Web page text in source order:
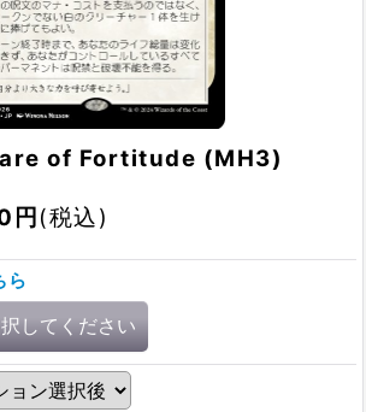
of Fortitude (MH3)
円 (税込)
ら
してください